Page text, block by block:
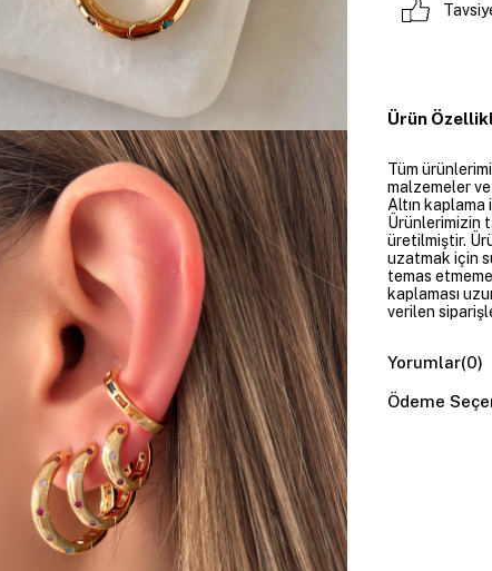
Ürün
Tüm
malzemeler
Altın kaplama
Ürünlerimizin
üretilmiştir.
uzatmak için
temas
kaplaması
verilen
Yorumlar(0)
Ödeme